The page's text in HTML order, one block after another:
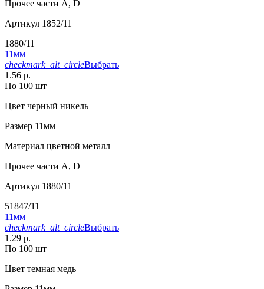
Прочее части А, D
Артикул 1852/11
1880/11
11мм
checkmark_alt_circleВыбрать
1.56 р.
По 100 шт
Цвет черный никель
Размер 11мм
Материал цветной металл
Прочее части А, D
Артикул 1880/11
51847/11
11мм
checkmark_alt_circleВыбрать
1.29 р.
По 100 шт
Цвет темная медь